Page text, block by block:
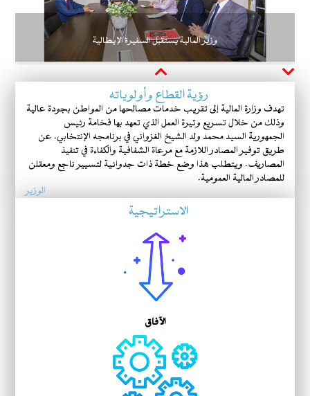
وزير المالية يستقبل السفيرة الإيطالية
رؤية القطاع وأولوياته
تهدف وزارة المالية إلى تقريب خدمات مصالحها من المواطن بجودة عالية
وذلك من خلال تسريع وتيرة العمل الذي تعهد بها فخامة رئيس
الجمهورية السيد محمد ولد الشيخ الغزواني في برنامجه الإنتخابي. عن
طريق توفير المصادر اللازمة مع مرعاة الشفافية والكفاءة في تنفيذ
المصاريف. ويتطلب هذا وضع خطة ذات جدوائية لتسيير ناجع ومعقلن
للمصادر المالية العمومية.
الوزير
الاستراتيجية
الآفاق